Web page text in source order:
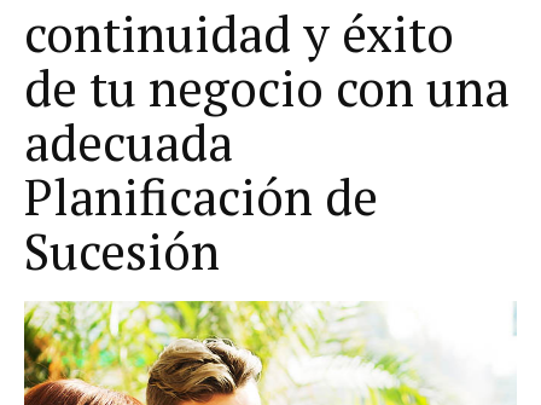
continuidad y éxito
de tu negocio con una
adecuada
Planificación de
Sucesión